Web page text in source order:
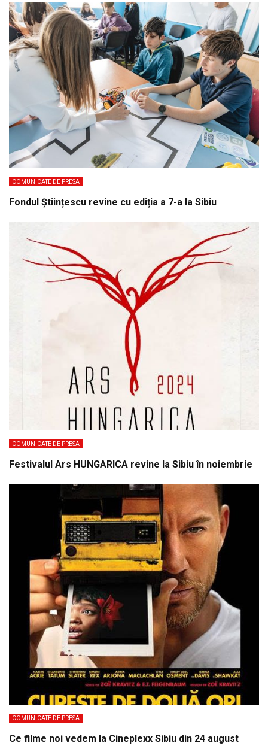
COMUNICATE DE PRESA
Fondul Științescu revine cu ediția a 7-a la Sibiu
COMUNICATE DE PRESA
Festivalul Ars HUNGARICA revine la Sibiu în noiembrie
COMUNICATE DE PRESA
Ce filme noi vedem la Cineplexx Sibiu din 24 august